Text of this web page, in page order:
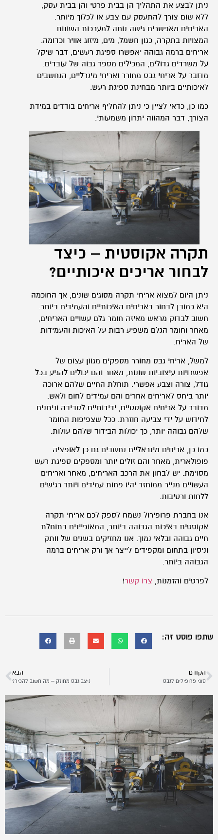
ניתן לבצע את התהליך הן בבית פרטי והן בבית עסק,
ללא שום צורך להתעסק עם צבע או לכלוך מיותר.
האריחים מאפשרים גישה נוחה למערכות השונות
המצויות בתקרה, כגון חשמל, מים, מיזוג אוויר וכדומה.
אריחים ברמה גבוהה יאפשרו ספיגת רעשים, דבר שיקל
על משרדים גדולים, המכילים מספר גבוה של עובדים.
מדובר על אריחי גבס מחורר ואריחי מינרליים, הנחשבים
לאיכותיים ביותר מבחינת ספיגת רעש.
כמו כן, כדאי לציין כי ניתן להחליף אריחים בודדים במידת
הצורך, דבר המהווה יתרון משמעותי.
תקרה אקוסטית – כיצד
לבחור אריכים איכותיים?
ניתן היום למצוא אריחי תקרה מסוגים שונים, אך החוכמה
היא כמובן לבחור באריחים האיכותיים והעמידים ביותר.
חשוב לבדוק מראש מאיזה חומר גלם עשויים האריחים,
מאחר וחומר הגלם משפיע רבות על האיכות והעמידות
של האריח.
למשל, אריחי גבס מחורר מספקים מגוון עצום של
אפשרויות עיצוביות שונות, מאחר והם יכולים להגיע בכל
גודל, צורה וצבע אפשרי. תוחלת החיים שלהם ארוכה
יותר ביחס לאריחים אחרים והם עמידים לחום ולאש.
מדובר על אריחים אקוסטיים, ידידותיים לסביבה וניתנים
לחידוש על ידי צביעה חוזרת. ככל שצפיפות החומר
שלהם גבוהה יותר, כך יכולות הבידוד שלהם עולות.
כמו כן, אריחים מינראליים נחשבים גם כן לאופציה
פופולארית, מאחר והם זולים יותר ומספקים ספיגת רעש
מסוימת. יש לבחון את הרכב האריחים, מאחר ואריחים
העשויים מנייר ממוחזר יהיו פחות עמידים ויותר רגישים
ללחות ורטיבות.
אנו בחברת פרופירול נשמח לספק לכם אריחי תקרה
אקוסטית באיכות הגבוהה ביותר, המאופיינים בתוחלת
חיים גבוהה ובלאי נמוך. אנו מחזיקים בשנים של וותק
וניסיון בתחום ומקפידים לייצר אך ורק אריחים ברמה
הגבוהה ביותר.
לפרטים והזמנות, צרו קשר!
שתפו פוסט זה:
הקודם
סוגי פרופילים לגבס
הבא
ניצב גבס מחוזק – מה חשוב להכיר?